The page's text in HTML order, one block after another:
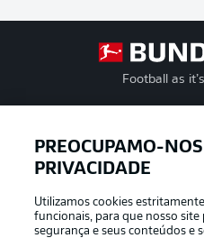
Football as
APLICATIVO
PREOCUPAMO-
PRIVACIDADE
Utilizamos cookies
funcionais, para que nosso site
segurança e seus conteúdos e